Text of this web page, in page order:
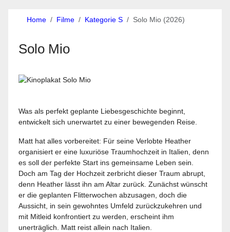
Home Filme Kategorie S Solo Mio (2026)
Solo Mio
Was als perfekt geplante Liebesgeschichte beginnt,
entwickelt sich unerwartet zu einer bewegenden Reise.
Matt hat alles vorbereitet: Für seine Verlobte Heather
organisiert er eine luxuriöse Traumhochzeit in Italien, denn
es soll der perfekte Start ins gemeinsame Leben sein.
Doch am Tag der Hochzeit zerbricht dieser Traum abrupt,
denn Heather lässt ihn am Altar zurück. Zunächst wünscht
er die geplanten Flitterwochen abzusagen, doch die
Aussicht, in sein gewohntes Umfeld zurückzukehren und
mit Mitleid konfrontiert zu werden, erscheint ihm
unerträglich. Matt reist allein nach Italien.